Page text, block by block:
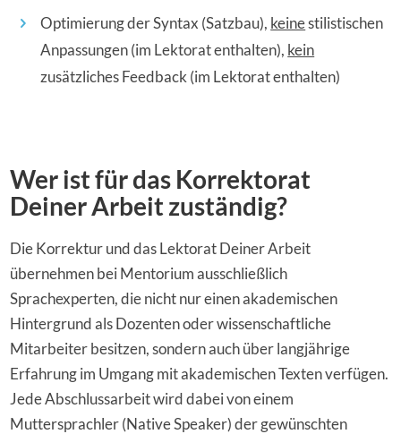
Optimierung der Syntax (Satzbau), keinestilistischen
Anpassungen (im Lektorat enthalten), kein
zusätzliches Feedback (im Lektorat enthalten)
Wer ist für das Korrektorat
Deiner Arbeit zuständig?
Die Korrektur und das Lektorat Deiner Arbeit
übernehmen bei Mentorium ausschließlich
Sprachexperten, die nicht nur einen akademischen
Hintergrund als Dozenten oder wissenschaftliche
Mitarbeiter besitzen, sondern auch über langjährige
Erfahrung im Umgang mit akademischen Texten verfügen.
Jede Abschlussarbeit wird dabei von einem
Muttersprachler (Native Speaker) der gewünschten